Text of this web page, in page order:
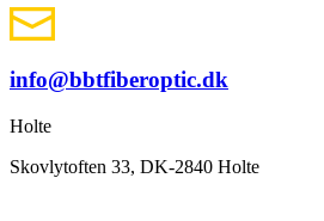
info@bbtfiberoptic.dk
Holte
Skovlytoften 33, DK-2840 Holte